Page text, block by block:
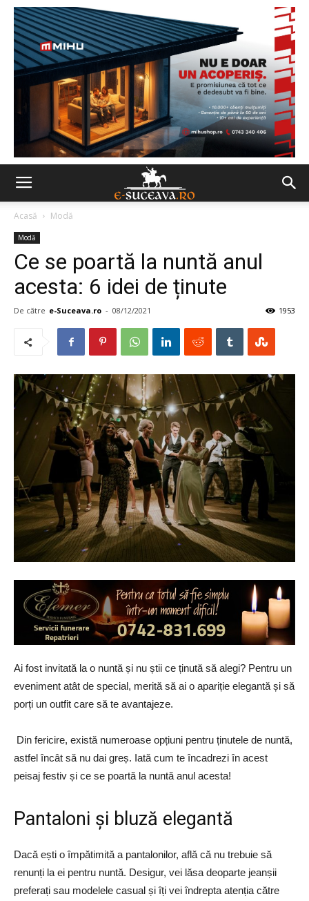
Acasă Modă
Modă
Ce se poartă la nuntă anul
acesta: 6 idei de ținute
De către e-Suceava.ro - 08/12/2021 1953
Ai fost invitată la o nuntă și nu știi ce ținută să alegi? Pentru un
eveniment atât de special, merită să ai o apariție elegantă și să
porți un outfit care să te avantajeze.
Din fericire, există numeroase opțiuni pentru ținutele de nuntă,
astfel încât să nu dai greș. Iată cum te încadrezi în acest
peisaj festiv și ce se poartă la nuntă anul acesta!
Pantaloni și bluză elegantă
Dacă ești o împătimită a pantalonilor, află că nu trebuie să
renunți la ei pentru nuntă. Desigur, vei lăsa deoparte jeanșii
preferați sau modelele casual și îți vei îndrepta atenția către